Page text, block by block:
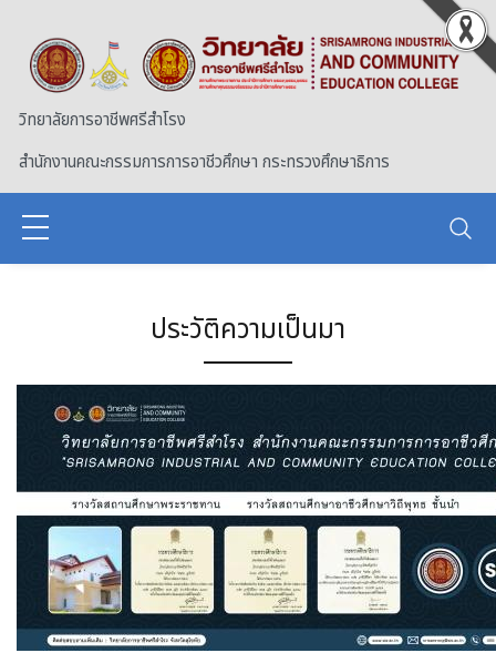
วิทยาลัยการอาชีพศรีสำโรง
สำนักงานคณะกรรมการการอาชีวศึกษา กระทรวงศึกษาธิการ
ประวัติความเป็นมา